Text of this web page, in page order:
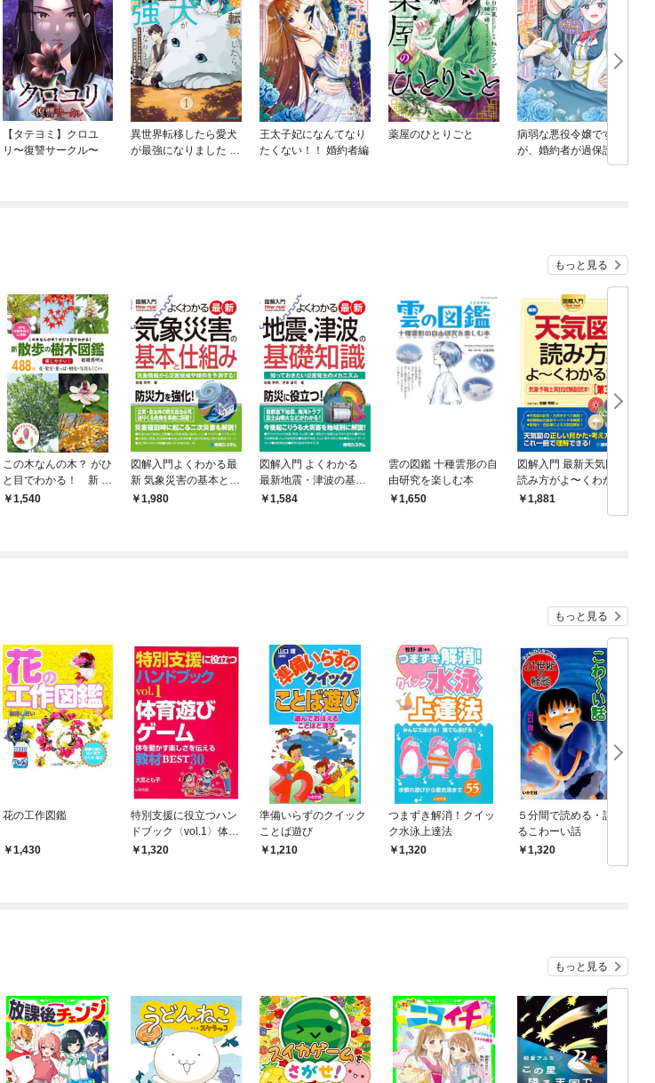
【タテヨミ】クロユ
リ〜復讐サークル〜
異世界転移したら愛犬
が最強になりました ～
王太子妃になんてなり
たくない！！ 婚約者編
薬屋のひとりごと
病弱な悪役令嬢です
が、婚約者が過保護す
ぎて逃げ出したい(私た
もっと見る
この木なんの木？ がひ
と目でわかる！ 新 散
歩の樹木図鑑
1,540
図解入門よくわかる最
新 気象災害の基本と仕
組み1,980
図解入門 よくわかる
最新地震・津波の基礎
知識1,584
雲の図鑑 十種雲形の自
由研究を楽しむ本
1,650
図解入門 最新天気図の
読み方がよ〜くわかる
本［第3版］
1,881
もっと見る
花の工作図鑑
1,430
特別支援に役立つハン
ドブック〈vol.1〉体育
遊びゲーム
1,320
準備いらずのクイック
ことば遊び
1,210
つまずき解消！クイッ
ク水泳上達法
1,320
５分間で読める・話せ
るこわーい話
1,320
もっと見る